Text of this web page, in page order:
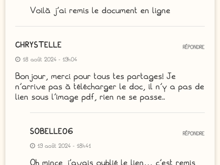
Voilà j’ai remis le document en ligne
CHRYSTELLE
18 août 2024 - 19h04
Bonjour, merci pour tous tes partages! Je
n’arrive pas à télécharger le doc, il n’y a pas de
lien sous l’image pdf, rien ne se passe..
RÉPONDRE
SOBELLE06
19 août 2024 - 18h41
RÉPONDRE